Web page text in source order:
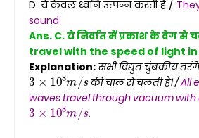
D. ये केवल ध्वनि उत्पन्न करती हैं /
sound
Ans. C. ये निर्वात में प्रकाश के वेग से
travel with the speed of light
Explanation: सभी विद्युत चुंबकीय तरंगें
3×108m/s की चाल से चलती हैं। /All
waves travel through vacuum with
3×108m/s .